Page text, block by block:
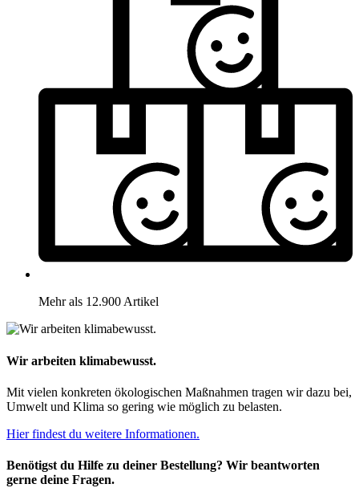
Mehr als 12.900 Artikel
Wir arbeiten klimabewusst.
Mit vielen konkreten ökologischen Maßnahmen tragen wir dazu bei,
Umwelt und Klima so gering wie möglich zu belasten.
Hier findest du weitere Informationen.
Benötigst du Hilfe zu deiner Bestellung? Wir beantworten
gerne deine Fragen.